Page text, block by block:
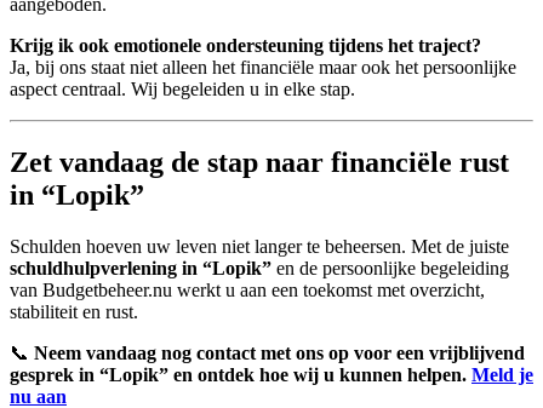
Krijg ik ook emotionele ondersteuning tijdens het traject?
Ja, bij ons staat niet alleen het financiële maar ook het persoonlijke
aspect centraal. Wij begeleiden u in elke stap.
Zet vandaag de stap naar financiële rust
in “Lopik”
Schulden hoeven uw leven niet langer te beheersen. Met de juiste
schuldhulpverlening in “Lopik” en de persoonlijke begeleiding
van Budgetbeheer.nu werkt u aan een toekomst met overzicht,
stabiliteit en rust.
📞 Neem vandaag nog contact met ons op voor een vrijblijvend
gesprek in “Lopik” en ontdek hoe wij u kunnen helpen. Meld je
nu aan